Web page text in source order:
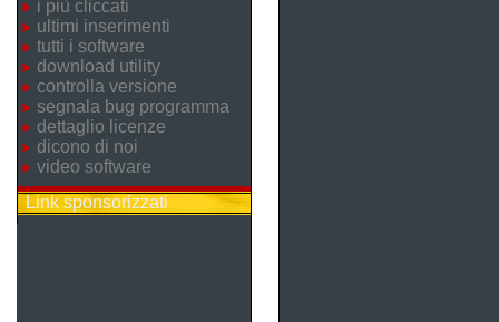
i più cliccati
ultimi inserimenti
tutti i software
download utility
controlla versione
segnala bug programma
dettaglio licenze
dicono di noi
video software
Link sponsorizzati